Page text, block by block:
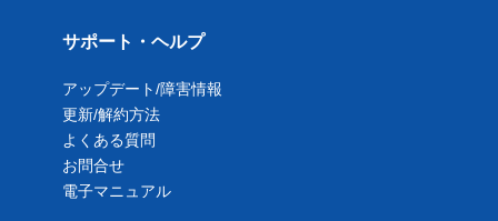
サポート・ヘルプ
アップデート/障害情報
更新/解約方法
よくある質問
お問合せ
電子マニュアル